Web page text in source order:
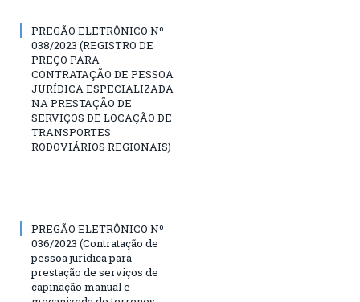
PREGÃO ELETRÔNICO Nº
038/2023 (REGISTRO DE
PREÇO PARA
CONTRATAÇÃO DE PESSOA
JURÍDICA ESPECIALIZADA
NA PRESTAÇÃO DE
SERVIÇOS DE LOCAÇÃO DE
TRANSPORTES
RODOVIÁRIOS REGIONAIS)
PREGÃO ELETRÔNICO Nº
036/2023 (Contratação de
pessoa jurídica para
prestação de serviços de
capinação manual e